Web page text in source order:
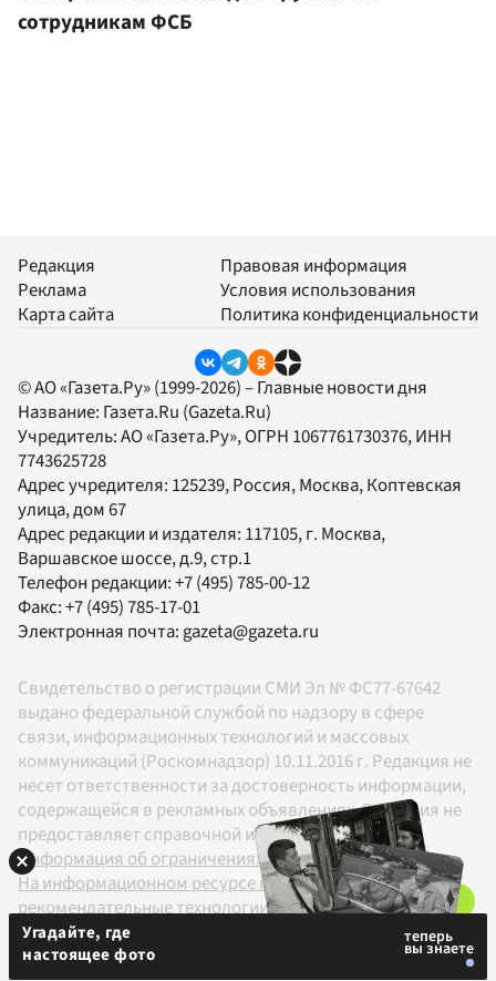
сотрудникам ФСБ
Редакция
Реклама
Карта сайта
Правовая информация
Условия использования
Политика конфиденциальности
© АО «Газета.Ру» (1999-2026) – Главные новости дня
Название: Газета.Ru (Gazeta.Ru)
Учредитель:АО «Газета.Ру», ОГРН 1067761730376, ИНН
7743625728
Адрес учредителя: 125239, Россия, Москва, Коптевская
улица, дом 67
Адрес редакции и издателя: 117105, г. Москва,
Варшавское шоссе, д.9, стр.1
Телефон редакции:+7 (495) 785-00-12
Факс:+7 (495) 785-17-01
Электронная почта:gazeta@gazeta.ru
Свидетельство о регистрации СМИ Эл № ФС77-67642
выдано федеральной службой по надзору в сфере
связи, информационных технологий и массовых
коммуникаций (Роскомнадзор) 10.11.2016 г. Редакция не
несет ответственности за достоверность информации,
содержащейся в рекламных объявлениях. Редакция не
предоставляет справочной информации.
Информация об ограничениях
На информационном ресурсе применяются
рекомендательные технологии в соответствии с
Правилами
Угадайте, где
настоящее фото